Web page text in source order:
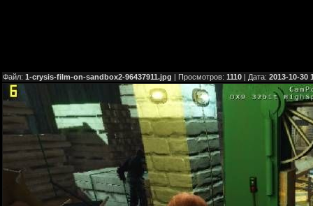
Файл: 1-crysis-film-on-sandbox2-96437911.jpg | Просмотров: 1110 | Дата: 2013-10-30